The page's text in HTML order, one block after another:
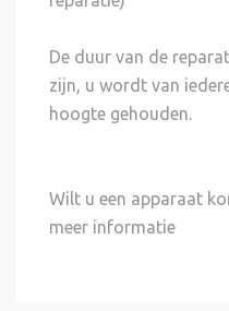
De duur van de
zijn, u wordt van
hoogte gehouden.
Wilt u een apparaat
meer informatie